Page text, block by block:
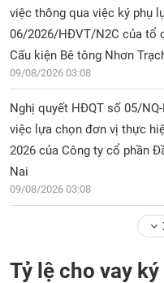
việc thông qua việc ký phụ
06/2026/HĐVT/N2C của tổ
Cấu kiện Bê tông Nhơn
09/08/2026 03:08
Nghị quyết HĐQT số 05/
việc lựa chọn đơn vị thực
2026 của Công ty cổ phần
Nai
09/08/2026 03:08
Tỷ lệ cho vay